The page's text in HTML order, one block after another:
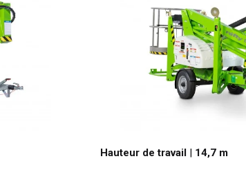
Hauteur de travail| 14,7 m